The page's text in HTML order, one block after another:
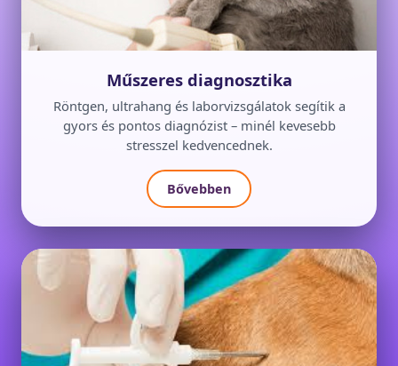
Műszeres diagnosztika
Röntgen, ultrahang és laborvizsgálatok segítik a
gyors és pontos diagnózist – minél kevesebb
stresszel kedvencednek.
Bővebben